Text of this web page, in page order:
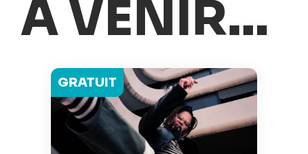
À VENIR...
GRATUIT